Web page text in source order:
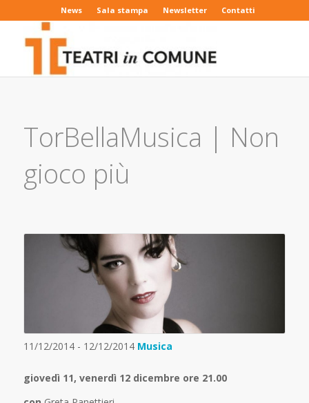
News Sala stampa Newsletter Contatti
TorBellaMusica | Non
gioco più
11/12/2014 - 12/12/2014 Musica
giovedì 11, venerdì 12 dicembre ore 21.00